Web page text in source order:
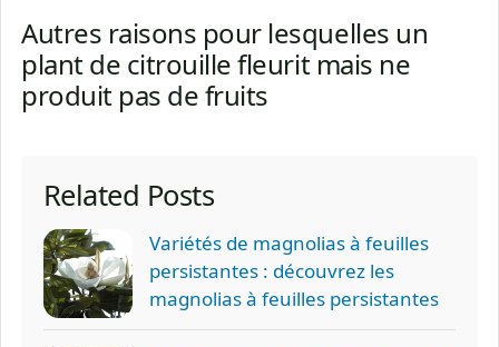
Autres raisons pour lesquelles un
plant de citrouille fleurit mais ne
produit pas de fruits
Related Posts
Variétés de magnolias à feuilles
persistantes : découvrez les
magnolias à feuilles persistantes